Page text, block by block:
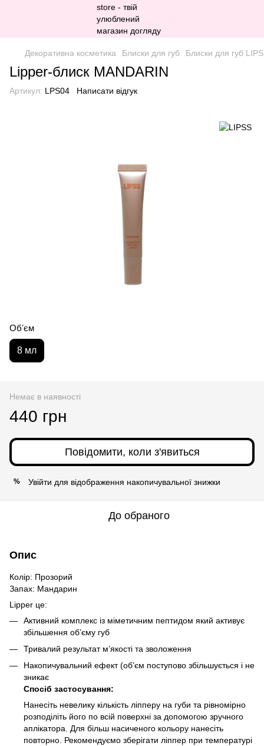
Декоративна косметика Блиски для губ Блиски для губ
Lipper-блиск MANDARIN
Артикул: LPS04 Написати відгук
Обʼєм
8 мл
Немає в наявності
440 грн
Повідомити, коли з'явиться
% Увійти для відображення накопичувальної знижки
До обраного
Опис
Колір: Прозорий
Запах: Мандарин
Lipper це:
Активний комплекс із міметичним пептидом який активує
збільшення об’єму губ
Тривалий результат м’якості та зволоження
Накопичувальний ефект (об’єм поступово збільшується і не
зникає
Спосіб застосування:
Нанесіть невелику кількість ліпперу на губи та рівномірно
розподіліть його по всій поверхні за допомогою зручного
аплікатора. Для більш насиченого кольору нанесіть
повторно. Рекомендуємо зберігати ліппер при температурі